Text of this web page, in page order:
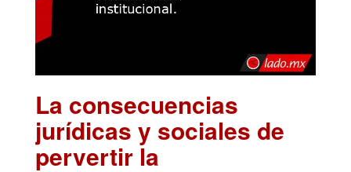
La consecuencias
jurídicas y sociales de
pervertir la